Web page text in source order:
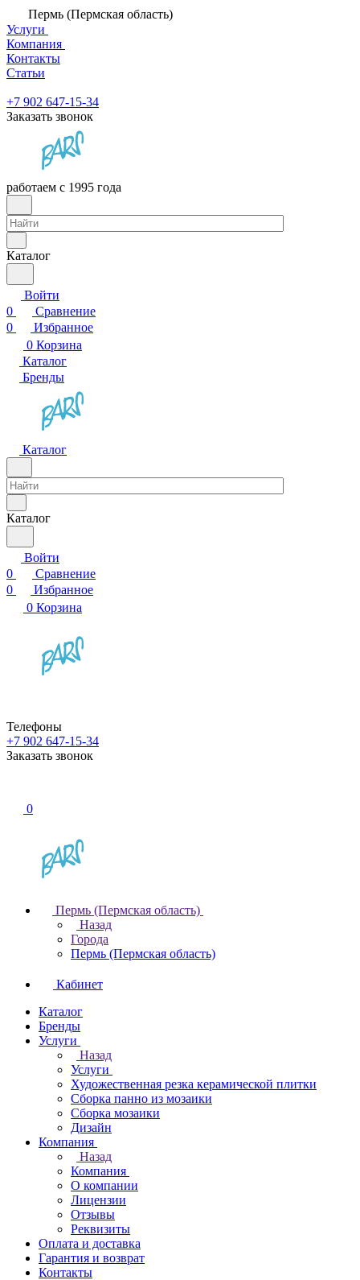
Пермь (Пермская область)
Услуги
Компания
Контакты
Статьи
+7 902 647-15-34
Заказать звонок
работаем с 1995 года
Каталог
Войти
0
Сравнение
0
Избранное
0 Корзина
Каталог
Бренды
Каталог
Каталог
Войти
0
Сравнение
0
Избранное
0 Корзина
Телефоны
+7 902 647-15-34
Заказать звонок
0
Пермь (Пермская область)
Назад
Города
Пермь (Пермская область)
Кабинет
Каталог
Бренды
Услуги
Назад
Услуги
Художественная резка керамической плитки
Сборка панно из мозаики
Сборка мозаики
Дизайн
Компания
Назад
Компания
О компании
Лицензии
Отзывы
Реквизиты
Оплата и доставка
Гарантия и возврат
Контакты